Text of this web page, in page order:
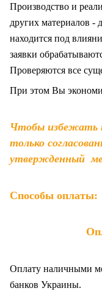
Производство и
других материалов -
находится под
заявки
Проверяются все
При этом Вы
Чтобы избежать
только
утвержденный
Способы оплаты:
Оплату наличными
банков Украины.